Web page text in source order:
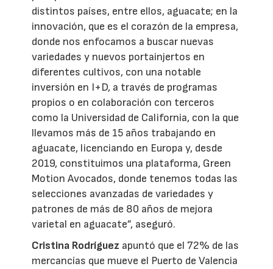
distintos países, entre ellos, aguacate; en la
innovación, que es el corazón de la empresa,
donde nos enfocamos a buscar nuevas
variedades y nuevos portainjertos en
diferentes cultivos, con una notable
inversión en I+D, a través de programas
propios o en colaboración con terceros
como la Universidad de California, con la que
llevamos más de 15 años trabajando en
aguacate, licenciando en Europa y, desde
2019, constituimos una plataforma, Green
Motion Avocados, donde tenemos todas las
selecciones avanzadas de variedades y
patrones de más de 80 años de mejora
varietal en aguacate”, aseguró.
Cristina Rodríguez apuntó que el 72% de las
mercancías que mueve el Puerto de Valencia